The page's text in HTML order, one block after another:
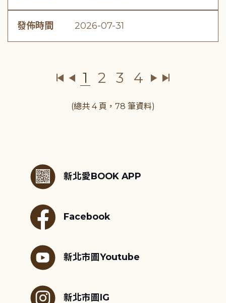
發佈時間 2026-07-31
1 2 3 4
(總共 4 頁，78 筆資料)
新北愛BOOK APP
Facebook
新北市圖Youtube
新北市圖IG